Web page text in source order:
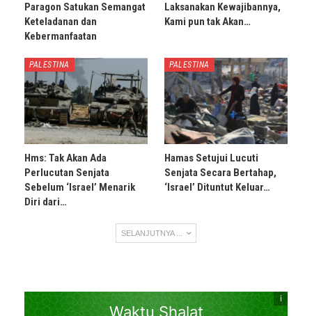
Paragon Satukan Semangat
Keteladanan dan
Kebermanfaatan
Laksanakan Kewajibannya,
Kami pun tak Akan…
PALESTINA
Hms: Tak Akan Ada
Perlucutan Senjata
Sebelum ‘Israel’ Menarik
Diri dari…
PALESTINA
Hamas Setujui Lucuti
Senjata Secara Bertahap,
‘Israel’ Dituntut Keluar…
SELANJUTNYA ...